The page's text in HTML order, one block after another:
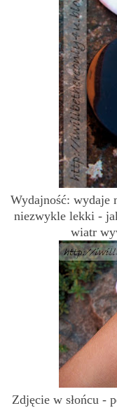
Wydajność: wydaje
niezwykle lekki -
wiatr
Zdjęcie w słońcu -